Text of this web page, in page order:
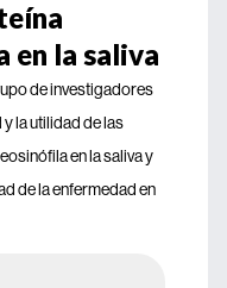
en la saliva
de investigadores
la utilidad de las
en la saliva y
de la enfermedad en